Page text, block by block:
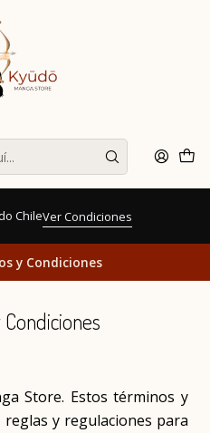
ChileVer Condiciones
y Condiciones
Store. Estos términos y
y regulaciones para